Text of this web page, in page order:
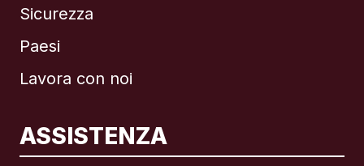
Sicurezza
Paesi
Lavora con noi
ASSISTENZA
Internazionale English